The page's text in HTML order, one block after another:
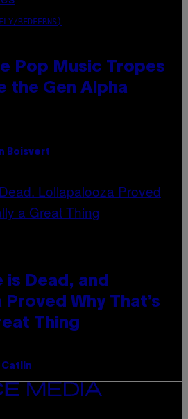
REDFERNS)
Pop Music Tropes
the Gen Alpha
Boisvert
is Dead, and
Why That’s
Thing
Catlin